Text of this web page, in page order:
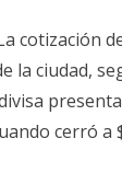
cotización
la ciudad,
cerró a